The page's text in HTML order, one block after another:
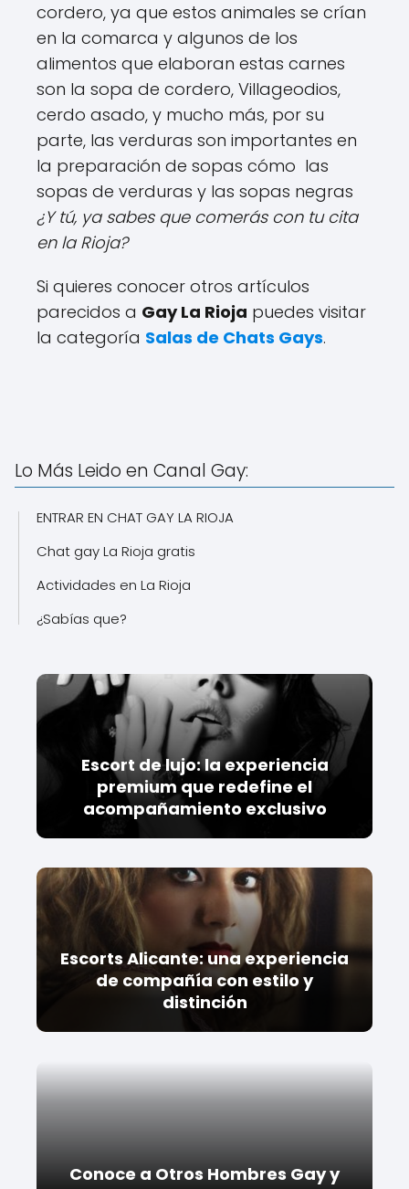
cordero, ya que estos animales se crían
en la comarca y algunos de los
alimentos que elaboran estas carnes
son la sopa de cordero, Villageodios,
cerdo asado, y mucho más, por su
parte, las verduras son importantes en
la preparación de sopas cómo las
sopas de verduras y las sopas negras
¿Y tú, ya sabes que comerás con tu cita
en la Rioja?
Si quieres conocer otros artículos
parecidos a Gay La Rioja puedes visitar
la categoría Salas de Chats Gays.
Lo Más Leido en Canal Gay:
ENTRAR EN CHAT GAY LA RIOJA
Chat gay La Rioja gratis
Actividades en La Rioja
¿Sabías que?
Escort de lujo: la experiencia
premium que redefine el
acompañamiento exclusivo
Escorts Alicante: una experiencia
de compañía con estilo y
distinción
Conoce a Otros Hombres Gay y